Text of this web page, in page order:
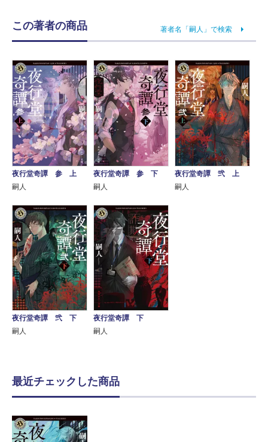
この著者の商品 著者名「嗣人」で検索
夜行堂奇譚 参 上
嗣人
夜行堂奇譚 参 下
嗣人
夜行堂奇譚 弐 上
嗣人
夜行堂奇譚 弐 下
嗣人
夜行堂奇譚 下
嗣人
最近チェックした商品